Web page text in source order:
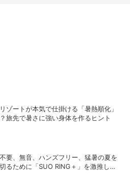
ゾートが本気で仕掛ける「暑熱順化」
旅先で暑さに強い身体を作るヒント
要、無音、ハンズフリー、猛暑の夏を
るために「SUO RING＋」を激推しし